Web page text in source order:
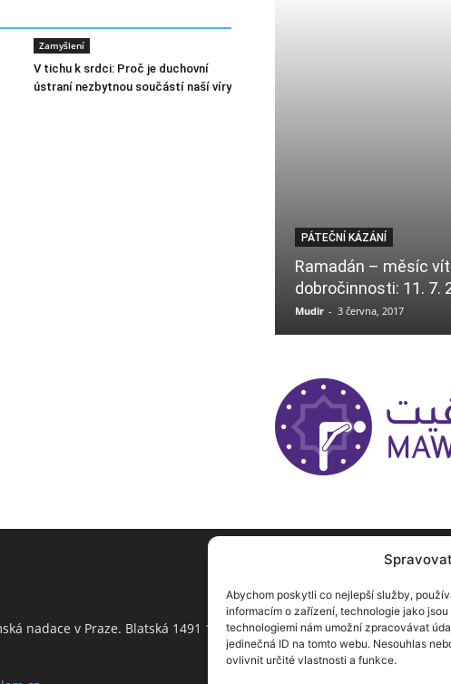
Abychom poskytli co nejlepší služby,
informacím o zařízení, technologie jako
technologiemi nám umožní zpracovávat
jedinečná ID na tomto webu. Nesouhlas
ovlivnit určité vlastnosti a funkce.
Zamyšlení
V tichu k srdci: Proč je duchovní
ústraní nezbytnou součástí naší víry
PÁTEČNÍ KÁZÁNÍ
Ramadán – měsíc
dobročinnosti: 11. 7.
Mudir - 3 června, 2017
nadace v Praze. Blatská 1491 198